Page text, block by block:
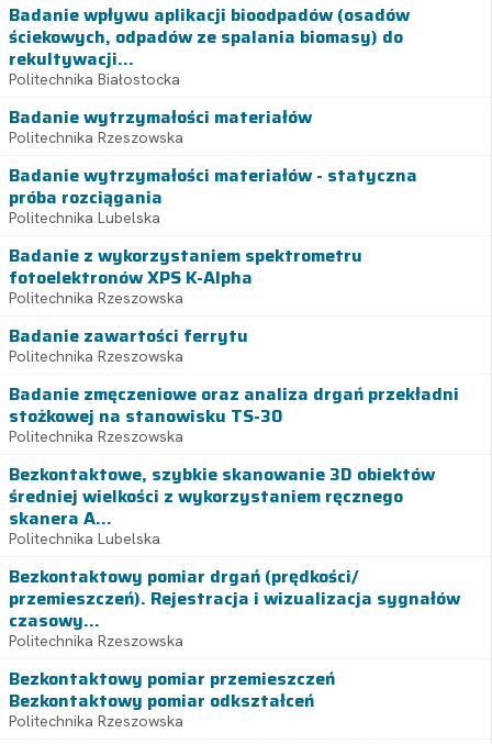
Badanie wpływu aplikacji bioodpadów (osadów
ściekowych, odpadów ze spalania biomasy) do
rekultywacji...
Politechnika Białostocka
Badanie wytrzymałości materiałów
Politechnika Rzeszowska
Badanie wytrzymałości materiałów - statyczna
próba rozciągania
Politechnika Lubelska
Badanie z wykorzystaniem spektrometru
fotoelektronów XPS K-Alpha
Politechnika Rzeszowska
Badanie zawartości ferrytu
Politechnika Rzeszowska
Badanie zmęczeniowe oraz analiza drgań przekładni
stożkowej na stanowisku TS-30
Politechnika Rzeszowska
Bezkontaktowe, szybkie skanowanie 3D obiektów
średniej wielkości z wykorzystaniem ręcznego
skanera A...
Politechnika Lubelska
Bezkontaktowy pomiar drgań (prędkości/
przemieszczeń). Rejestracja i wizualizacja sygnałów
czasowy...
Politechnika Rzeszowska
Bezkontaktowy pomiar przemieszczeń
Bezkontaktowy pomiar odkształceń
Politechnika Rzeszowska